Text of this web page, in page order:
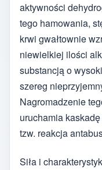
aktywności
tego hamowania,
krwi gwałtownie
niewielkiej ilości
substancją o
szereg
Nagromadzenie
uruchamia
tzw. reakcja
Siła i